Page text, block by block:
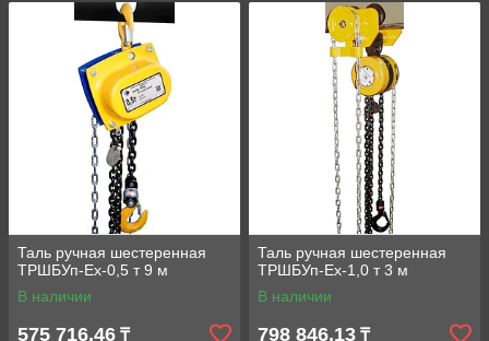
Таль ручная шестеренная
ТРШБУп-Ех-0,5 т 9 м
В наличии
575 716,46 ₸
Таль ручная шестеренная
ТРШБУп-Ех-1,0 т 3 м
В наличии
798 846,13 ₸